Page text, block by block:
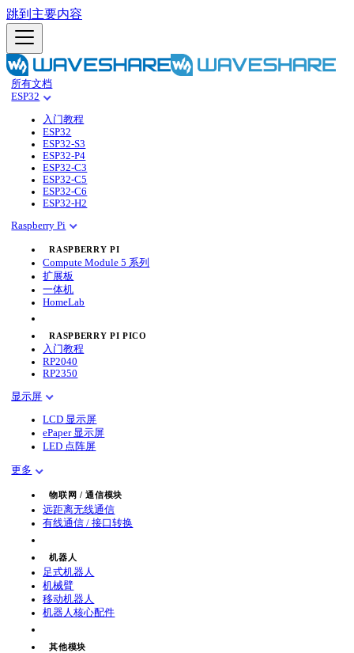
跳到主要内容
所有文档
ESP32
入门教程
ESP32
ESP32-S3
ESP32-P4
ESP32-C3
ESP32-C5
ESP32-C6
ESP32-H2
Raspberry Pi
RASPBERRY PI
Compute Module 5 系列
扩展板
一体机
HomeLab
RASPBERRY PI PICO
入门教程
RP2040
RP2350
显示屏
LCD 显示屏
ePaper 显示屏
LED 点阵屏
更多
物联网 / 通信模块
远距离无线通信
有线通信 / 接口转换
机器人
足式机器人
机械臂
移动机器人
机器人核心配件
其他模块